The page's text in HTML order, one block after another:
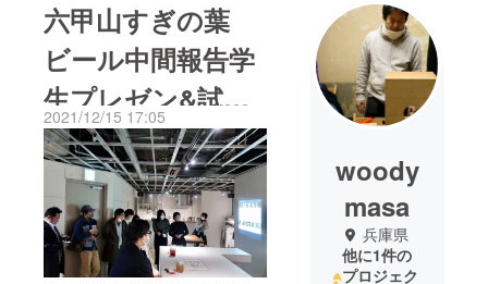
六甲山すぎの葉
ビール中間報告学
生プレゼン&試飲
会を開催しまし
た！！
2021/12/15 17:05
woody
masa
兵庫県
他に1件の
プロジェク